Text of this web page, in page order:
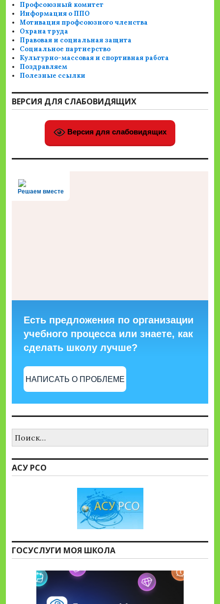
Профсоюзный комитет
Информация о ППО
Мотивация профсоюзного членства
Охрана труда
Правовая и социальная защита
Социальное партнерство
Культурно-массовая и спортивная работа
Поздравляем
Полезные ссылки
ВЕРСИЯ ДЛЯ СЛАБОВИДЯЩИХ
Версия для слабовидящих
Решаем вместе
Есть предложения по организации
учебного процесса или знаете, как
сделать школу лучше?
НАПИСАТЬ О ПРОБЛЕМЕ
АСУ РСО
ГОСУСЛУГИ МОЯ ШКОЛА